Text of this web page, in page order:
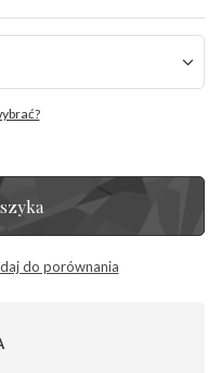
do porównania